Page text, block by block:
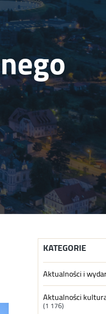
KATEGORIE
Aktualności i
Aktualności
(1 176)